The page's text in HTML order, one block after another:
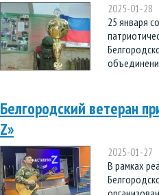
2025-01-28
25 января
Белгородский ветеран
Z»
2025-01-27
В рамках